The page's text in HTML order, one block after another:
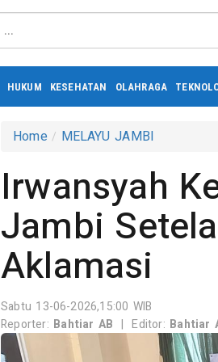
HUKUM KESEHATAN OLAHRAGA
Home MELAYU JAMBI
Irwansyah
Jambi
Aklamasi
Sabtu 13-06-2026,15:00 WIB
Reporter: Bahtiar AB | Editor: Bahtiar